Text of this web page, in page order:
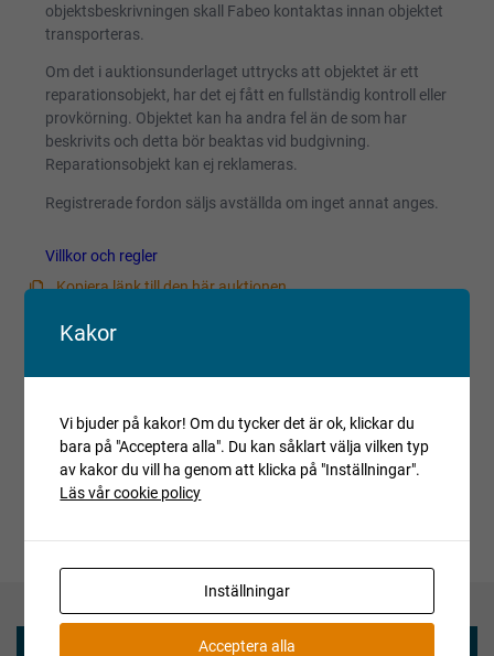
objektsbeskrivningen skall Fabeo kontaktas innan objektet
transporteras.
Om det i auktionsunderlaget uttrycks att objektet är ett
reparationsobjekt, har det ej fått en fullständig kontroll eller
provkörning. Objektet kan ha andra fel än de som har
beskrivits och detta bör beaktas vid budgivning.
Reparationsobjekt kan ej reklameras.
Registrerade fordon säljs avställda om inget annat anges.
Villkor och regler
Kopiera länk till den här auktionen
Auktionen är avslutad
aktuell status.
Kakor
Vi bjuder på kakor! Om du tycker det är ok, klickar du
bara på "Acceptera alla". Du kan såklart välja vilken typ
av kakor du vill ha genom att klicka på "Inställningar".
Läs vår cookie policy
Inställningar
Acceptera alla